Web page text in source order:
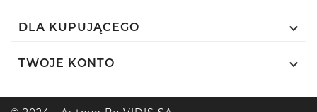
DLA KUPUJĄCEGO 
TWOJE KONTO 